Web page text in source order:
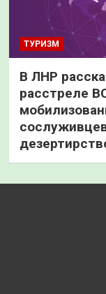
ТУРИЗМ
В ЛНР
расстреле